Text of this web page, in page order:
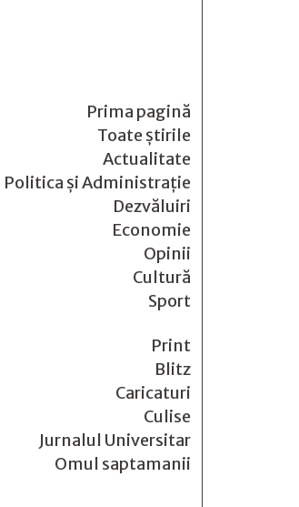
Prima pagină
Toate știrile
Actualitate
Politica și Administrație
Dezvăluiri
Economie
Opinii
Cultură
Sport
Print
Blitz
Caricaturi
Culise
Jurnalul Universitar
Omul saptamanii